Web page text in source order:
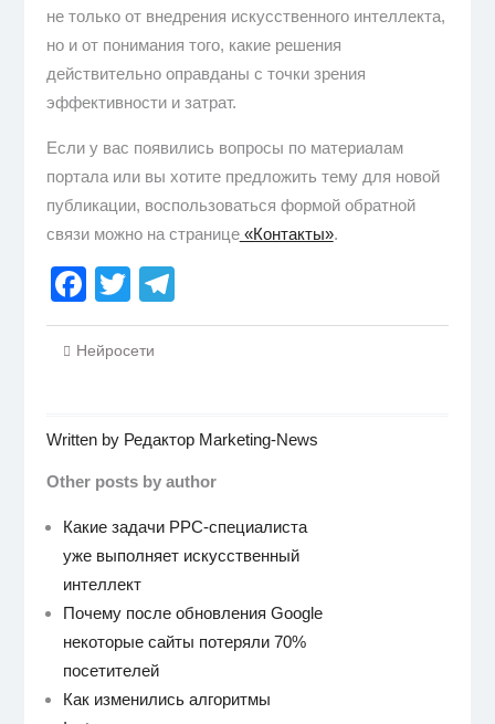
не только от внедрения искусственного интеллекта,
но и от понимания того, какие решения
действительно оправданы с точки зрения
эффективности и затрат.
Если у вас появились вопросы по материалам
портала или вы хотите предложить тему для новой
публикации, воспользоваться формой обратной
связи можно на странице«Контакты».
Facebook
Twitter
Нейросети
Written by Редактор Marketing-News
Other posts by author
Какие задачи PPC-специалиста
уже выполняет искусственный
интеллект
Почему после обновления Google
некоторые сайты потеряли 70%
посетителей
Как изменились алгоритмы